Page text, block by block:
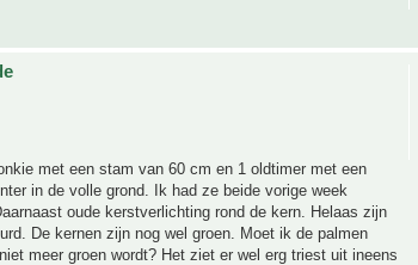
met een stam van 60 cm en 1 oldtimer met een
in de volle grond. Ik had ze beide vorige week
oude kerstverlichting rond de kern. Helaas zijn
De kernen zijn nog wel groen. Moet ik de palmen
meer groen wordt? Het ziet er wel erg triest uit ineens